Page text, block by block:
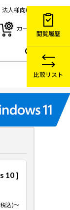
法人様向け
カート
10 ]
込)～
閲覧履歴
比較リスト